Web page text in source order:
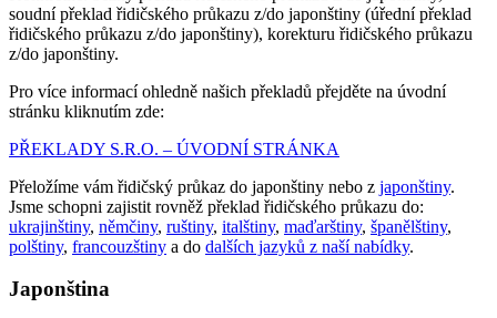
soudní překlad řidičského průkazu z/do japonštiny (úřední překlad
řidičského průkazu z/do japonštiny), korekturu řidičského průkazu
z/do japonštiny.
Pro více informací ohledně našich překladů přejděte na úvodní
stránku kliknutím zde:
PŘEKLADY S.R.O. – ÚVODNÍ STRÁNKA
Přeložíme vám řidičský průkaz do japonštiny nebo z japonštiny.
Jsme schopni zajistit rovněž překlad řidičského průkazu do:
ukrajinštiny, němčiny, ruštiny, italštiny, maďarštiny, španělštiny,
polštiny, francouzštiny a do dalších jazyků z naší nabídky.
Japonština